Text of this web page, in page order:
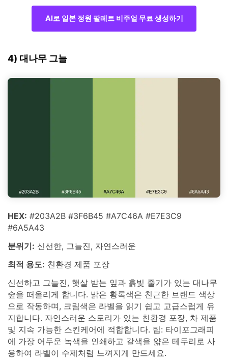
AI로 일본 정원 팔레트 비주얼 무료 생성하기
4) 대나무 그늘
HEX: #203A2B #3F6B45 #A7C46A #E7E3C9
#6A5A43
분위기: 신선한, 그늘진, 자연스러운
최적 용도: 친환경 제품 포장
신선하고 그늘진, 햇살 받는 잎과 흙빛 줄기가 있는 대나무
숲을 떠올리게 합니다. 밝은 황록색은 친근한 브랜드 색상
으로 작동하며, 크림색은 라벨을 읽기 쉽고 고급스럽게 유
지합니다. 자연스러운 스토리가 있는 친환경 포장, 차 제품
및 지속 가능한 스킨케어에 적합합니다. 팁: 타이포그래피
에 가장 어두운 녹색을 인쇄하고 갈색을 얇은 테두리로 사
용하여 라벨이 수제처럼 느껴지게 만드세요.